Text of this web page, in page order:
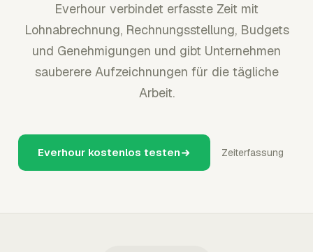
Everhour verbindet erfasste Zeit mit
Lohnabrechnung, Rechnungsstellung, Budgets
und Genehmigungen und gibt Unternehmen
sauberere Aufzeichnungen für die tägliche
Arbeit.
Everhour kostenlos testen Zeiterfassung